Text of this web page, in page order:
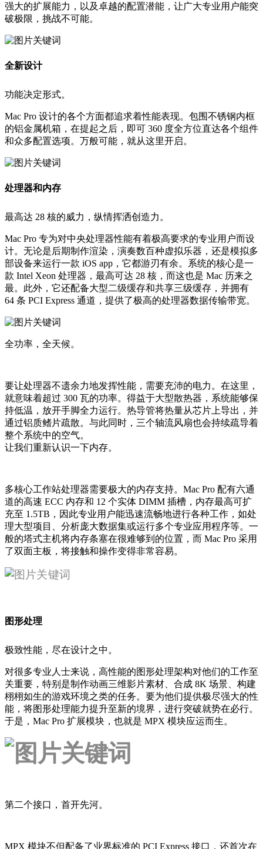
强大的扩展能力，以及卓越的配置潜能，让广大专业用户能突
破极限，挑战不可能。
全新设计
功能决定形式。
Mac Pro 设计的各个方面都追求着性能表现。包围不锈钢内框
的铝金属机箱，在提起之后，即可 360 度全方位直达各个组件
和众多配置选项。万般可能，就从这里开启。
处理器和内存
最高达 28 核的威力，纵情挥洒创造力。
Mac Pro 专为对中央处理器性能有着极高要求的专业用户而设
计。无论是后期制作渲染，演奏数百种虚拟乐器，还是模拟多
部设备来运行一款 iOS app，它都游刃有余。系统的核心是一
款 Intel Xeon 处理器，最高可达 28 核，而这也是 Mac 历来之
最。此外，它还配备大型二级缓存和共享三级缓存，并拥有
64 条 PCI Express 通道，提供了极高的处理器数据传输带宽。
全功率，全天候。
要让处理器不遗余力地发挥性能，需要充沛的电力。在这里，
就意味着超过 300 瓦的功率。得益于大型散热器，系统能够保
持低温，放开手脚全力运行。热导管将热量从芯片上导出，并
通过铝质鳍片疏散。与此同时，三个轴流风扇也会持续疏导着
整个系统中的空气。
让我们重新认识一下内存。
多核心工作站处理器需要极大的内存支持。Mac Pro 配有六通
道的高速 ECC 内存和 12 个实体 DIMM 插槽，内存最高可扩
充至 1.5TB，因此专业用户能迅速流畅地进行各种工作，如处
理大型项目、分析庞大数据集或运行多个专业应用程序等。一
般的塔式主机将内存条塞在很难够到的位置，而 Mac Pro 采用
了双面主板，将接触和操作变得非常容易。
图形处理
极致性能，尽在设计之中。
对很多专业人士来说，高性能的图形处理架构对他们的工作至
关重要，特别是制作动画三维影片素材、合成 8K 场景、构建
栩栩如生的游戏环境之类的任务。要为他们提供极尽强大的性
能，将图形处理能力提升至新的境界，进行突破就势在必行。
于是，Mac Pro 扩展模块，也就是 MPX 模块应运而生。
第二个接口，首开先河。
MPX 模块不但配备了业界标准的 PCI Express 接口，还首次在